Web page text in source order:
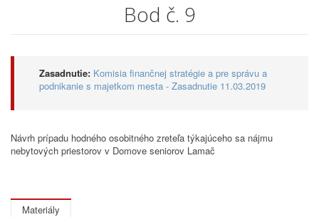
Bod č. 9
Zasadnutie: Komisia finančnej stratégie a pre správu a
podnikanie s majetkom mesta - Zasadnutie 11.03.2019
Návrh prípadu hodného osobitného zreteľa týkajúceho sa nájmu
nebytových priestorov v Domove seniorov Lamač
Materiály